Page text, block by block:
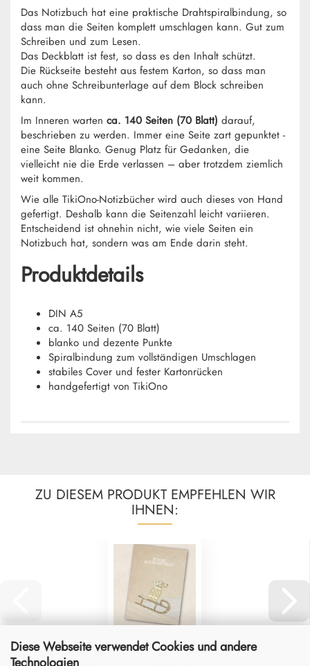
Diese Webseite verwendet Cookies und andere
Technologien
Das Notizbuch hat eine praktische Drahtspiralbindung, so
dass man die Seiten komplett umschlagen kann. Gut zum
Schreiben und zum Lesen.
Das Deckblatt ist fest, so dass es den Inhalt schützt.
Die Rückseite besteht aus festem Karton, so dass man
auch ohne Schreibunterlage auf dem Block schreiben
kann.
Im Inneren warten ca. 140 Seiten (70 Blatt) darauf,
beschrieben zu werden. Immer eine Seite zart gepunktet -
eine Seite Blanko. Genug Platz für Gedanken, die
vielleicht nie die Erde verlassen – aber trotzdem ziemlich
weit kommen.
Wie alle TikiOno-Notizbücher wird auch dieses von Hand
gefertigt. Deshalb kann die Seitenzahl leicht variieren.
Entscheidend ist ohnehin nicht, wie viele Seiten ein
Notizbuch hat, sondern was am Ende darin steht.
Produktdetails
DIN A5
ca. 140 Seiten (70 Blatt)
blanko und dezente Punkte
Spiralbindung zum vollständigen Umschlagen
stabiles Cover und fester Kartonrücken
handgefertigt von TikiOno
ZU DIESEM PRODUKT EMPFEHLEN WIR
IHNEN: